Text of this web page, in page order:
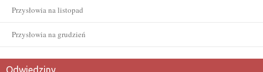
Przysłowia na listopad
Przysłowia na grudzień
Odwiedziny